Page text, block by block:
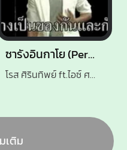
ซารังอินกาโย (Perhaps Love)
โรส ศิรินทิพย์ ft.ไอซ์ ศรัณยู
เติม